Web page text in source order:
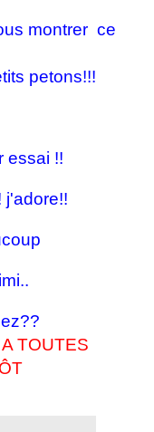
montrer ce
petons!!!
essai !!
j'adore!!
TOUTES